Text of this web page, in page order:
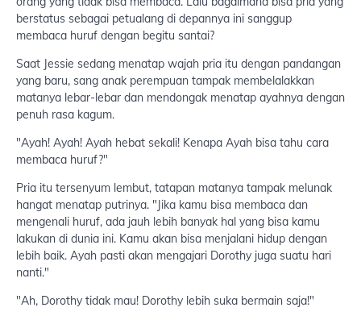
berstatus sebagai petualang di depannya ini sanggup
membaca huruf dengan begitu santai?
Saat Jessie sedang menatap wajah pria itu dengan pandangan
yang baru, sang anak perempuan tampak membelalakkan
matanya lebar-lebar dan mendongak menatap ayahnya dengan
penuh rasa kagum.
"Ayah! Ayah! Ayah hebat sekali! Kenapa Ayah bisa tahu cara
membaca huruf?"
Pria itu tersenyum lembut, tatapan matanya tampak melunak
hangat menatap putrinya. "Jika kamu bisa membaca dan
mengenali huruf, ada jauh lebih banyak hal yang bisa kamu
lakukan di dunia ini. Kamu akan bisa menjalani hidup dengan
lebih baik. Ayah pasti akan mengajari Dorothy juga suatu hari
nanti."
"Ah, Dorothy tidak mau! Dorothy lebih suka bermain saja!"